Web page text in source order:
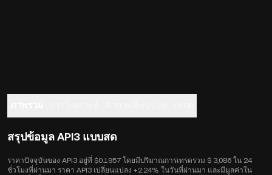
สรุปข้อมูล API3 แบบสด
ราคาปัจจุบันของ API3 อยู่ที่ $0.1957 โดยมีปริมาณการเทรดรวม $ 3,086 ใน 24
ชั่วโมงที่ผ่านมา ราคา API3 เปลี่ยนแปลง +2.24% ในวันที่ผ่านมา และมีมูลค่าใน